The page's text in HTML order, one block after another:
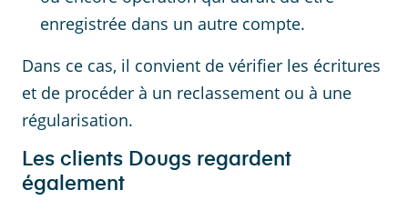
enregistrée dans un autre compte.
Dans ce cas, il convient de vérifier les écritures
et de procéder à un reclassement ou à une
régularisation.
Les clients Dougs regardent
également